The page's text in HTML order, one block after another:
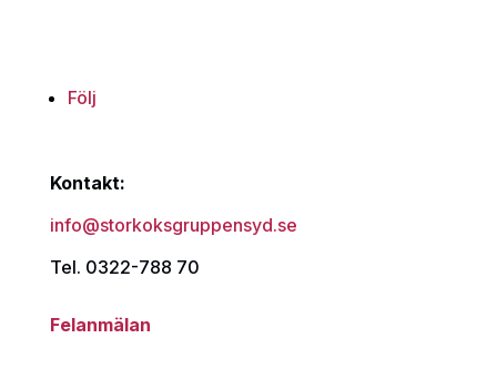
Följ
Kontakt:
info@storkoksgruppensyd.se
Tel. 0322-788 70
Felanmälan